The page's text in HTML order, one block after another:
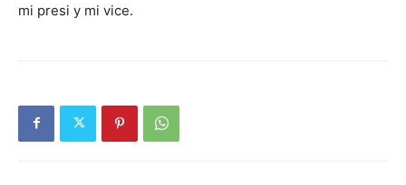
mi presi y mi vice.